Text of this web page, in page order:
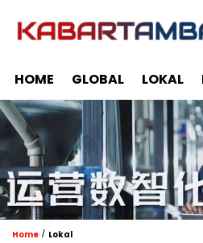
HOME GLOBAL LOKAL
Home / Lokal